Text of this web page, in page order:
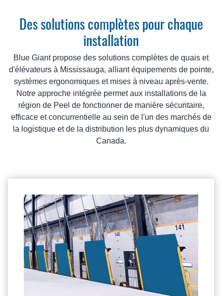
Des solutions complètes pour chaque
installation
Blue Giant propose des solutions complètes de quais et
d'élévateurs à Mississauga, alliant équipements de pointe,
systèmes ergonomiques et mises à niveau après-vente.
Notre approche intégrée permet aux installations de la
région de Peel de fonctionner de manière sécuritaire,
efficace et concurrentielle au sein de l'un des marchés de
la logistique et de la distribution les plus dynamiques du
Canada.